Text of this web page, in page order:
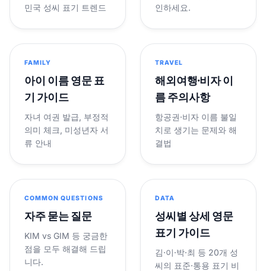
민국 성씨 표기 트렌드
인하세요.
FAMILY
아이 이름 영문 표
기 가이드
자녀 여권 발급, 부정적
의미 체크, 미성년자 서
류 안내
TRAVEL
해외여행·비자 이
름 주의사항
항공권·비자 이름 불일
치로 생기는 문제와 해
결법
COMMON QUESTIONS
자주 묻는 질문
KIM vs GIM 등 궁금한
점을 모두 해결해 드립
니다.
DATA
성씨별 상세 영문
표기 가이드
김·이·박·최 등 20개 성
씨의 표준·통용 표기 비